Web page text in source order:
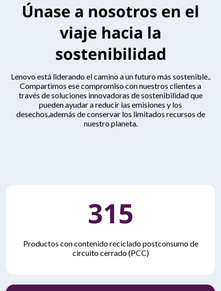
Únase a nosotros en el
viaje hacia la
sostenibilidad
Lenovo está liderando el camino a un futuro más sostenible..
Compartimos ese compromiso con nuestros clientes a
través de soluciones innovadoras de sostenibilidad que
pueden ayudar a reducir las emisiones y los
desechos,además de conservar los limitados recursos de
nuestro planeta.
315
Productos con contenido reciclado postconsumo de
circuito cerrado (PCC)